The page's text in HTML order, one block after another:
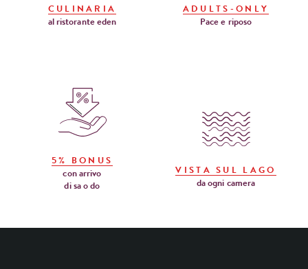
CULINARIA
al ristorante eden
ADULTS-ONLY
Pace e riposo
5% BONUS
con arrivo
di sa o do
VISTA SUL LAGO
da ogni camera